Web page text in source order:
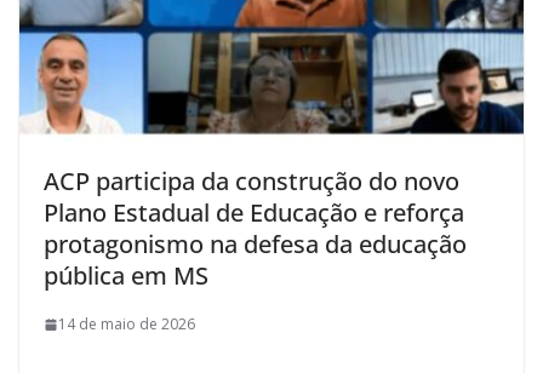
ACP participa da construção do novo
Plano Estadual de Educação e reforça
protagonismo na defesa da educação
pública em MS
14 de maio de 2026